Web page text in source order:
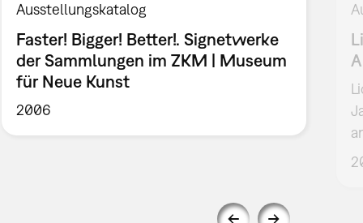
Ausstellungskatalog
Faster! Bigger! Better!. Signetwerke
der Sammlungen im ZKM | Museum
für Neue Kunst
2006